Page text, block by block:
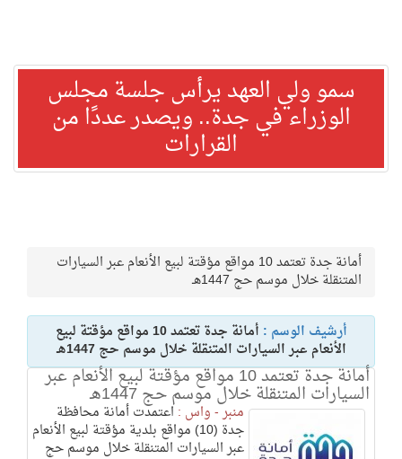
سمو ولي العهد يرأس جلسة مجلس
الوزراء في جدة.. ويصدر عددًا من
القرارات
أمانة جدة تعتمد 10 مواقع مؤقتة لبيع الأنعام عبر السيارات
المتنقلة خلال موسم حج 1447هـ
أرشيف الوسم : أمانة جدة تعتمد 10 مواقع مؤقتة لبيع
الأنعام عبر السيارات المتنقلة خلال موسم حج 1447هـ
أمانة جدة تعتمد 10 مواقع مؤقتة لبيع الأنعام عبر
السيارات المتنقلة خلال موسم حج 1447هـ
منبر - واس :اعتمدت أمانة محافظة
جدة (10) مواقع بلدية مؤقتة لبيع الأنعام
عبر السيارات المتنقلة خلال موسم حج